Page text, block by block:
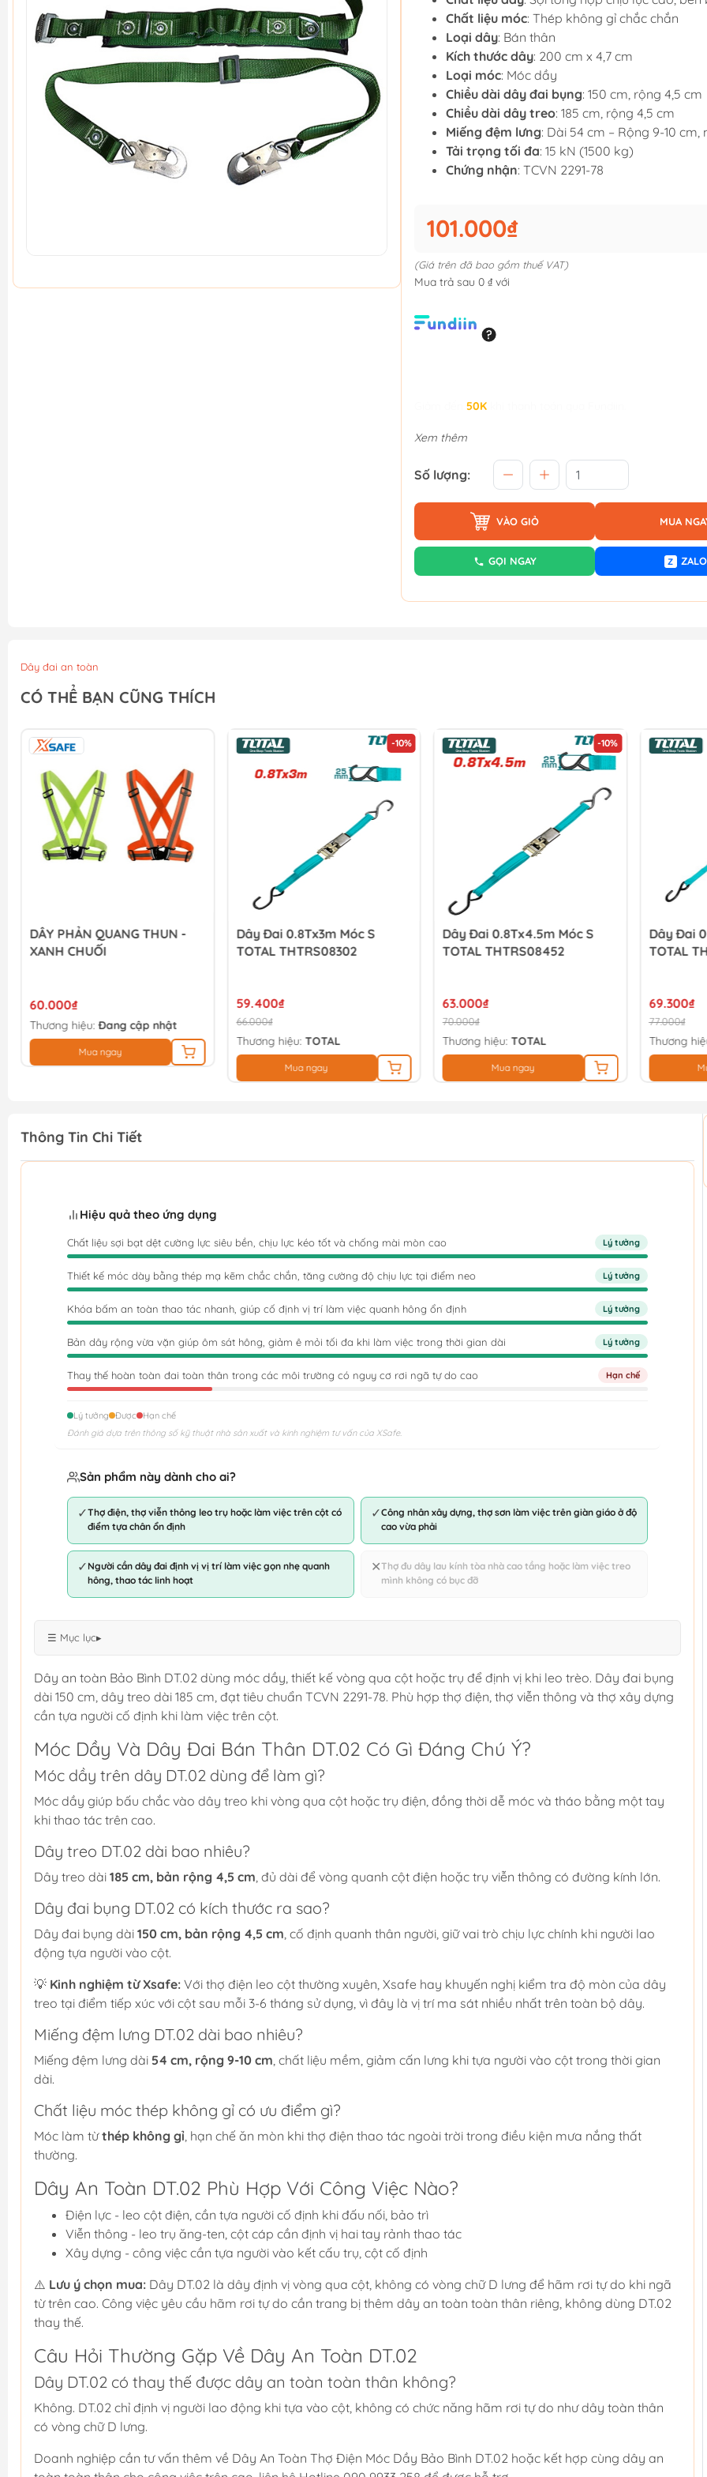
Chất liệu móc: Thép không gỉ chắc chắn
Loại dây: Bán thân
Kích thước dây: 200 cm x 4,7 cm
Loại móc: Móc dầy
Chiều dài dây đai bụng: 150 cm, rộng 4,5 cm
Chiều dài dây treo: 185 cm, rộng 4,5 cm
Miếng đệm lưng: Dài 54 cm – Rộng 9-10
Tải trọng tối đa: 15 kN (1500 kg)
Chứng nhận: TCVN 2291-78
101.000₫
(Giá trên đã bao gồm thuế VAT)
Mua trả sau 0 ₫ với
50K
Xem thêm
Số lượng:
VÀO GIỎ MUA
GỌI NGAY Z ZALO
Dây đai an toàn
CÓ THỂ BẠN CŨNG THÍCH
DÂY PHẢN QUANG THUN -
XANH CHUỐI
60.000₫
Thương hiệu:Đang cập nhật
Mua ngay
-10%
Dây Đai 0.8Tx3m Móc S
TOTAL THTRS08302
59.400₫
66.000₫
Thương hiệu: TOTAL
Mua ngay
-10%
Dây Đai 0.8Tx4.5m Móc S
TOTAL THTRS08452
63.000₫
70.000₫
Thương hiệu: TOTAL
Mua ngay
Dây Đai
TOTAL
69.300₫
77.000₫
Thương
Thông Tin Chi Tiết
Hiệu quả theo ứng dụng
Chất liệu sợi bạt dệt cường lực siêu bền, chịu lực kéo tốt và chống mài mòn cao Lý tưởng
Thiết kế móc dày bằng thép mạ kẽm chắc chắn, tăng cường độ chịu lực tại điểm neo Lý tưởng
Khóa bấm an toàn thao tác nhanh, giúp cố định vị trí làm việc quanh hông ổn định Lý tưởng
Bản dây rộng vừa vặn giúp ôm sát hông, giảm ê mỏi tối đa khi làm việc trong thời gian dài Lý tưởng
Thay thế hoàn toàn đai toàn thân trong các môi trường có nguy cơ rơi ngã tự do cao Hạn chế
Lý tưởng Được
Hạn chế
Đánh giá dựa trên thông số kỹ thuật nhà sản xuất và kinh nghiệm tư vấn của XSafe.
Sản phẩm này dành cho ai?
✓Thợ điện, thợ viễn thông leo trụ hoặc làm việc trên cột có
điểm tựa chân ổn định
✓Công nhân xây dựng, thợ sơn làm việc trên giàn giáo ở độ
cao vừa phải
✓ Người cần dây đai định vị vị trí làm việc gọn nhẹ quanh
hông, thao tác linh hoạt
✕Thợ đu dây lau kính tòa nhà cao tầng hoặc làm việc treo
mình không có bục đỡ
☰ Mục lục▸
Dây an toàn Bảo Bình DT.02 dùng móc dầy, thiết kế vòng qua cột hoặc trụ để định vị khi leo trèo. Dây đai bụng
dài 150 cm, dây treo dài 185 cm, đạt tiêu chuẩn TCVN 2291-78. Phù hợp thợ điện, thợ viễn thông và thợ xây dựng
cần tựa người cố định khi làm việc trên cột.
Móc Dầy Và Dây Đai Bán Thân DT.02 Có Gì Đáng Chú Ý?
Móc dầy trên dây DT.02 dùng để làm gì?
Móc dầy giúp bấu chắc vào dây treo khi vòng qua cột hoặc trụ điện, đồng thời dễ móc và tháo bằng một tay
khi thao tác trên cao.
Dây treo DT.02 dài bao nhiêu?
Dây treo dài 185 cm, bản rộng 4,5 cm, đủ dài để vòng quanh cột điện hoặc trụ viễn thông có đường kính lớn.
Dây đai bụng DT.02 có kích thước ra sao?
Dây đai bụng dài 150 cm, bản rộng 4,5 cm, cố định quanh thân người, giữ vai trò chịu lực chính khi người lao
động tựa người vào cột.
💡 Kinh nghiệm từ Xsafe: Với thợ điện leo cột thường xuyên, Xsafe hay khuyến nghị kiểm tra độ mòn của dây
treo tại điểm tiếp xúc với cột sau mỗi 3-6 tháng sử dụng, vì đây là vị trí ma sát nhiều nhất trên toàn bộ dây.
Miếng đệm lưng DT.02 dài bao nhiêu?
Miếng đệm lưng dài 54 cm, rộng 9-10 cm, chất liệu mềm, giảm cấn lưng khi tựa người vào cột trong thời gian
dài.
Chất liệu móc thép không gỉ có ưu điểm gì?
Móc làm từthép không gỉ, hạn chế ăn mòn khi thợ điện thao tác ngoài trời trong điều kiện mưa nắng thất
thường.
Dây An Toàn DT.02 Phù Hợp Với Công Việc Nào?
Điện lực - leo cột điện, cần tựa người cố định khi đấu nối, bảo trì
Viễn thông - leo trụ ăng-ten, cột cáp cần định vị hai tay rảnh thao tác
Xây dựng - công việc cần tựa người vào kết cấu trụ, cột cố định
⚠️ Lưu ý chọn mua: Dây DT.02 là dây định vị vòng qua cột, không có vòng chữ D lưng để hãm rơi tự do khi ngã
từ trên cao. Công việc yêu cầu hãm rơi tự do cần trang bị thêm dây an toàn toàn thân riêng, không dùng DT.02
thay thế.
Câu Hỏi Thường Gặp Về Dây An Toàn DT.02
Dây DT.02 có thay thế được dây an toàn toàn thân không?
Không. DT.02 chỉ định vị người lao động khi tựa vào cột, không có chức năng hãm rơi tự do như dây toàn thân
có vòng chữ D lưng.
Doanh nghiệp cần tư vấn thêm về Dây An Toàn Thợ Điện Móc Dầy Bảo Bình DT.02 hoặc kết hợp cùng dây an